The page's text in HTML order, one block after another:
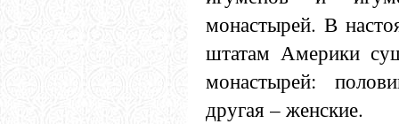
монастырей. В
штатам Америки
монастырей:
другая – женские.